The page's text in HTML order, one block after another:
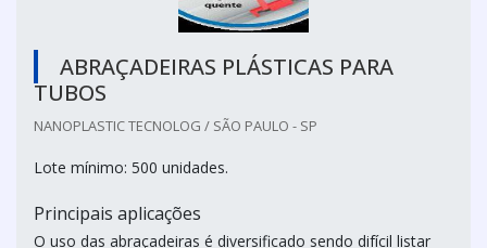
ABRAÇADEIRAS PLÁSTICAS PARA
TUBOS
NANOPLASTIC TECNOLOG / SÃO PAULO - SP
Lote mínimo: 500 unidades.
Principais aplicações
O uso das abraçadeiras é diversificado sendo difícil listar